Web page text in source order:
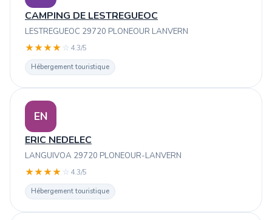
CAMPING DE LESTREGUEOC
LESTREGUEOC 29720 PLONEOUR LANVERN
★★★★ ☆ 4.3/5
Hébergement touristique
EN
ERIC NEDELEC
LANGUIVOA 29720 PLONEOUR-LANVERN
★★★★ ☆ 4.3/5
Hébergement touristique